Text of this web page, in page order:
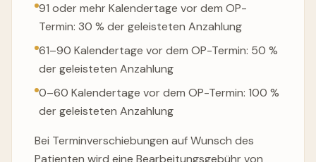
91 oder mehr Kalendertage vor dem OP-
Termin: 30 % der geleisteten Anzahlung
61–90 Kalendertage vor dem OP-Termin: 50 %
der geleisteten Anzahlung
0–60 Kalendertage vor dem OP-Termin: 100 %
der geleisteten Anzahlung
Bei Terminverschiebungen auf Wunsch des
Patienten wird eine Bearbeitungsgebühr von